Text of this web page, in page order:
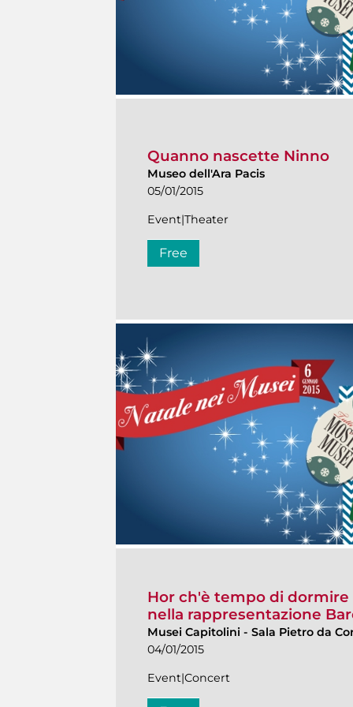
Quanno nascette Ninno
Museo dell'Ara Pacis
05/01/2015
Event|Theater
Free
Hor ch'è tempo di
nella rappresentazione
Musei Capitolini - Sala Pietro da
04/01/2015
Event|Concert